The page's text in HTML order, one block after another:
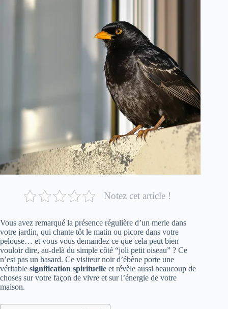
Notez cet article !
Vous avez remarqué la présence régulière d’un merle dans
votre jardin, qui chante tôt le matin ou picore dans votre
pelouse… et vous vous demandez ce que cela peut bien
vouloir dire, au-delà du simple côté “joli petit oiseau” ? Ce
n’est pas un hasard. Ce visiteur noir d’ébène porte une
véritable signification spirituelle et révèle aussi beaucoup de
choses sur votre façon de vivre et sur l’énergie de votre
maison.